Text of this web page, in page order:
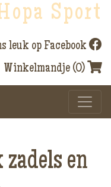
Sport
leuk op Facebook
Winkelmandje (0)
en